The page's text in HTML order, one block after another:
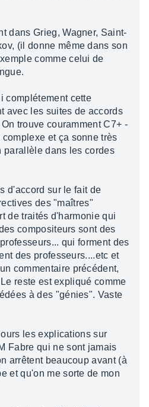
dans Grieg, Wagner, Saint-
(il donne même dans son
comme celui de
complétement cette
avec les suites de accords
trouve couramment C7+ -
et ça sonne très
parallèle dans les cordes
d'accord sur le fait de
des "maîtres"
de traités d'harmonie qui
compositeurs sont des
qui forment des
des professeurs....etc et
commentaire précédent,
reste est expliqué comme
à des "génies". Vaste
les explications sur
Fabre qui ne sont jamais
arrêtent beaucoup avant (à
et qu'on me sorte de mon